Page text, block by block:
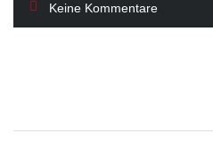
Keine Kommentare